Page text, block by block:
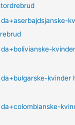
kvinder